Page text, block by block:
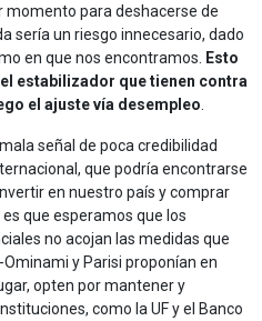
momento para deshacerse de
sería un riesgo innecesario, dado
en que nos encontramos.
Esto
estabilizador que tienen contra
el ajuste vía desempleo
señal de poca credibilidad
que podría encontrarse
en nuestro país y comprar
que esperamos que los
no acojan las medidas que
y Parisi proponían en
opten por mantener y
como la UF y el Banco